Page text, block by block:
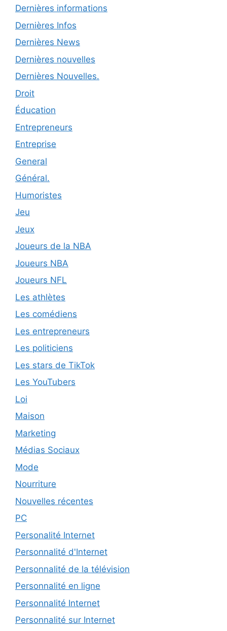
Dernières informations
Dernières Infos
Dernières News
Dernières nouvelles
Dernières Nouvelles.
Droit
Éducation
Entrepreneurs
Entreprise
General
Général.
Humoristes
Jeu
Jeux
Joueurs de la NBA
Joueurs NBA
Joueurs NFL
Les athlètes
Les comédiens
Les entrepreneurs
Les politiciens
Les stars de TikTok
Les YouTubers
Loi
Maison
Marketing
Médias Sociaux
Mode
Nourriture
Nouvelles récentes
PC
Personalité Internet
Personnalité d'Internet
Personnalité de la télévision
Personnalité en ligne
Personnalité Internet
Personnalité sur Internet